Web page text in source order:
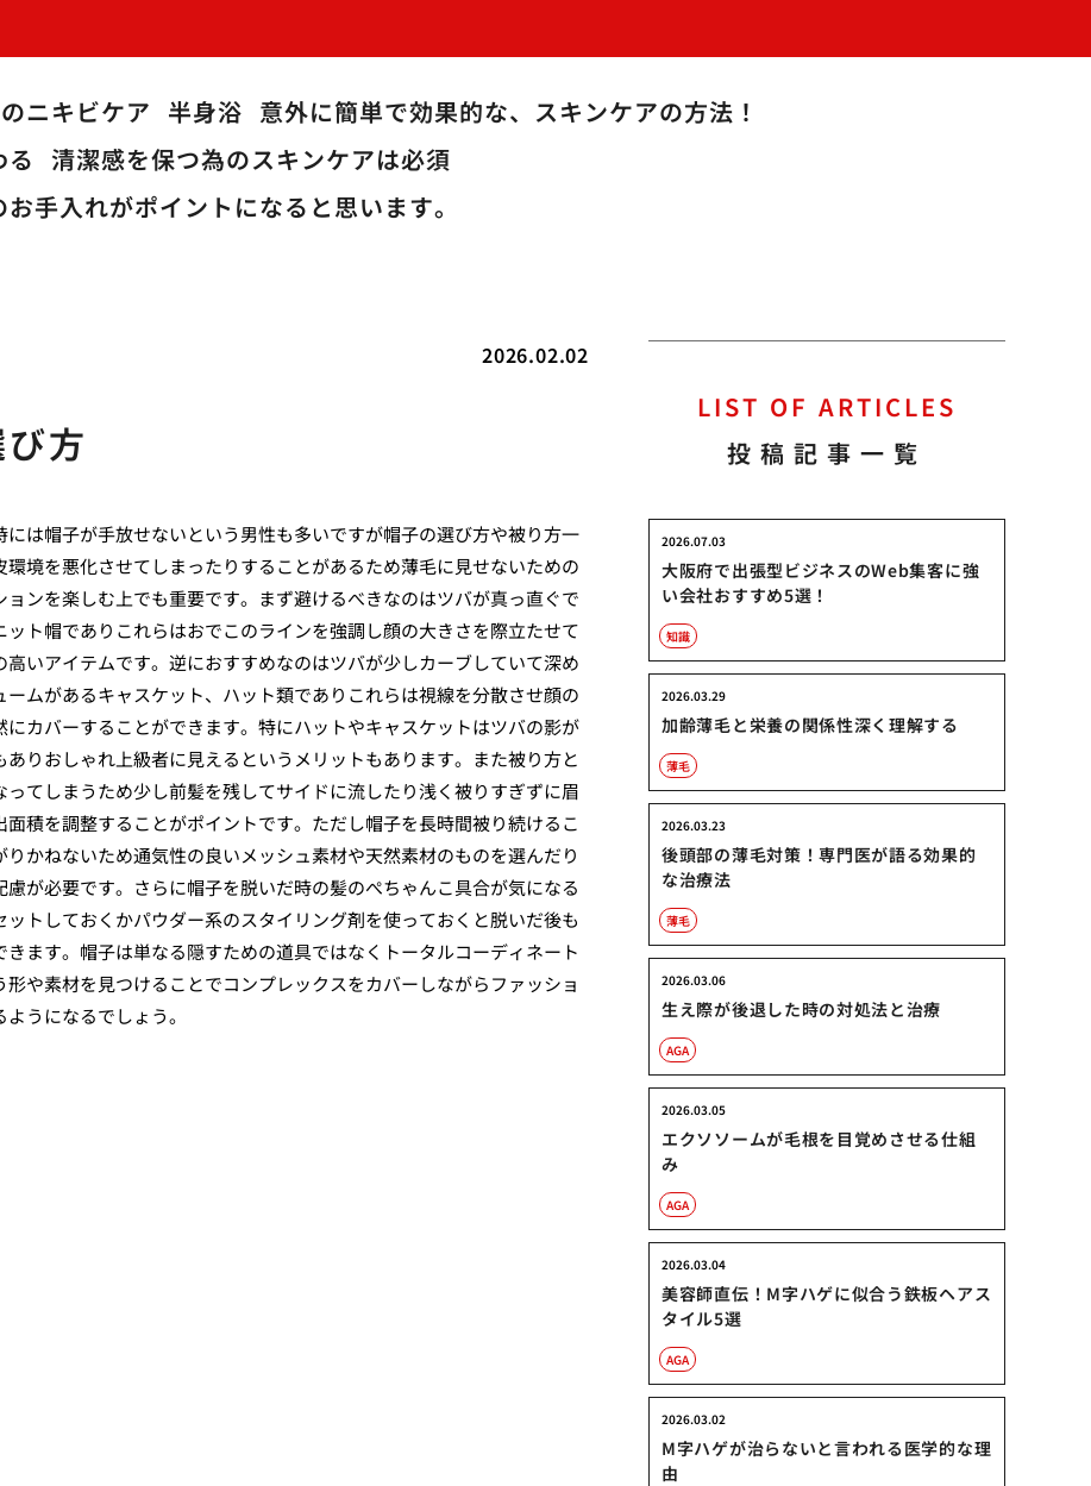
ニキビケア 半身浴 意外に簡単で効果的な、スキンケアの方法！
清潔感を保つ為のスキンケアは必須
手入れがポイントになると思います。
2026.02.02
方
は帽子が手放せないという男性も多いですが帽子の選び方や被り方一
境を悪化させてしまったりすることがあるため薄毛に見せないための
ンを楽しむ上でも重要です。まず避けるべきなのはツバが真っ直ぐで
ト帽でありこれらはおでこのラインを強調し顔の大きさを際立たせて
いアイテムです。逆におすすめなのはツバが少しカーブしていて深め
ムがあるキャスケット、ハット類でありこれらは視線を分散させ顔の
カバーすることができます。特にハットやキャスケットはツバの影が
りおしゃれ上級者に見えるというメリットもあります。また被り方と
てしまうため少し前髪を残してサイドに流したり浅く被りすぎずに眉
積を調整することがポイントです。ただし帽子を長時間被り続けるこ
かねないため通気性の良いメッシュ素材や天然素材のものを選んだり
が必要です。さらに帽子を脱いだ時の髪のぺちゃんこ具合が気になる
トしておくかパウダー系のスタイリング剤を使っておくと脱いだ後も
ます。帽子は単なる隠すための道具ではなくトータルコーディネート
や素材を見つけることでコンプレックスをカバーしながらファッショ
うになるでしょう。
LIST OF ARTICLES
投稿記事一覧
大阪府で出張型ビジネスのWeb集客に強
い会社おすすめ5選！
2026.07.03
知識
加齢薄毛と栄養の関係性深く理解する
2026.03.29
薄毛
後頭部の薄毛対策！専門医が語る効果的
な治療法
2026.03.23
薄毛
生え際が後退した時の対処法と治療
2026.03.06
AGA
エクソソームが毛根を目覚めさせる仕組
み
2026.03.05
AGA
美容師直伝！M字ハゲに似合う鉄板ヘアス
タイル5選
2026.03.04
AGA
M字ハゲが治らないと言われる医学的な理
由
2026.03.02